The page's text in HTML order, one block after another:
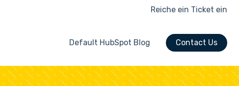
Reiche ein Ticket ein
Default HubSpot Blog Contact Us